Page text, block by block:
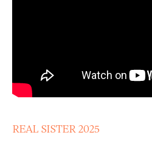
REAL SISTER 2025